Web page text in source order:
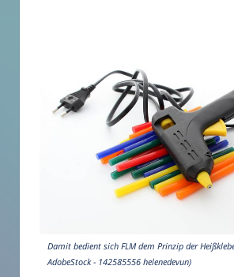
Damit bedient sich FLM dem Prinzip der
AdobeStock - 142585556 helenedevun)